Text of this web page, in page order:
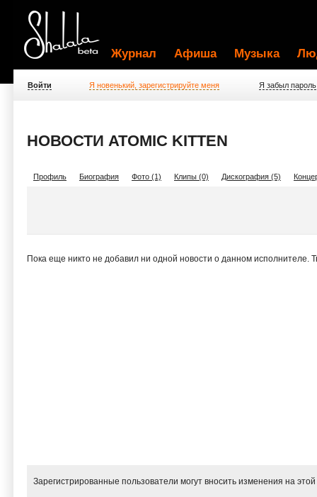
Журнал Афиша Музыка
Войти Я новенький, зарегистрируйте меня Я забыл пароль
НОВОСТИ ATOMIC KITTEN
Профиль Биография Фото (1) Клипы (0) Дискография (5)
Пока еще никто не добавил ни одной новости о данном
Зарегистрированные пользователи могут вносить изменения на